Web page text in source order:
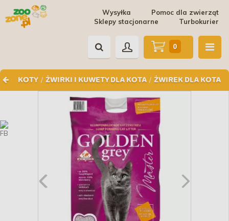
Pomoc dla zwierząt
Wysyłka
Turbokurier
Sklepy stacjonarne
KOTY / ŻWIRKI I KUWETY DLA KOTA / ŻWIREK DLA KOTA
0